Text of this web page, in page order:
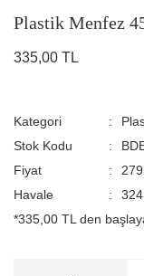
Plastik Menfez
335,00 TL
Kategori
Stok Kodu
Fiyat
Havale
*335,00 TL den